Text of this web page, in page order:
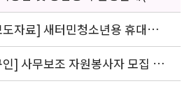
부)
자료] 새터민청소년용 휴대폰
얼 남북 출신 청소년들이 공동
] 사무보조 자원봉사자 모집 안